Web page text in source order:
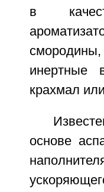
в
инертные
крахмал
основе